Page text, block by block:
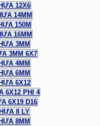
12X6
14MM
150M
16MM
3MM
3MM 6X7
4MM
6MM
6X12
6X12 PHI 4
6X19 D16
8 LY
8MM